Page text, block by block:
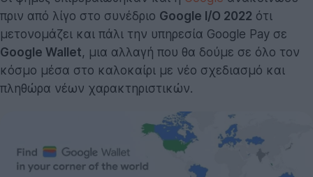
πριν από λίγο στο συνέδριο Google I/O 2022 ότι
μετονομάζει και πάλι την υπηρεσία Google Pay σε
Google Wallet, μια αλλαγή που θα δούμε σε όλο τον
κόσμο μέσα στο καλοκαίρι με νέο σχεδιασμό και
πληθώρα νέων χαρακτηριστικών.